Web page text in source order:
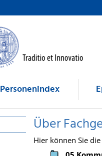
Personenindex
Über
Hier können Sie